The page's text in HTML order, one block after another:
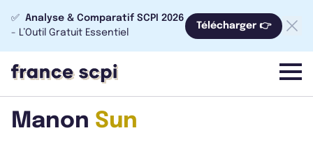
✅ Analyse & Comparatif SCPI 2026
- L’Outil Gratuit Essentiel
Télécharger 👉
menu
Manon Sun